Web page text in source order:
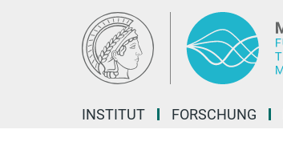
INSTITUT FORSCHUNG